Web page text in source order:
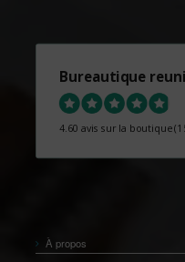
Bureautique
4.60 avis sur la boutique
À propos